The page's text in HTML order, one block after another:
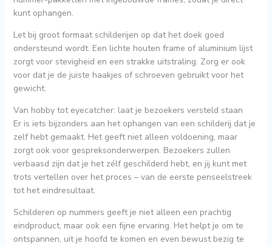
kunt ophangen.
Let bij groot formaat schilderijen op dat het doek goed
ondersteund wordt. Een lichte houten frame of aluminium lijst
zorgt voor stevigheid en een strakke uitstraling. Zorg er ook
voor dat je de juiste haakjes of schroeven gebruikt voor het
gewicht.
Van hobby tot eyecatcher: laat je bezoekers versteld staan
Er is iets bijzonders aan het ophangen van een schilderij dat je
zelf hebt gemaakt. Het geeft niet alleen voldoening, maar
zorgt ook voor gespreksonderwerpen. Bezoekers zullen
verbaasd zijn dat je het zélf geschilderd hebt, en jij kunt met
trots vertellen over het proces – van de eerste penseelstreek
tot het eindresultaat.
Schilderen op nummers geeft je niet alleen een prachtig
eindproduct, maar ook een fijne ervaring. Het helpt je om te
ontspannen, uit je hoofd te komen en even bewust bezig te